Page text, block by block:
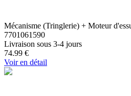
Mécanisme (Tringlerie) + Moteur
7701061590
Livraison sous 3-4 jours
74.99 €
Voir en détail